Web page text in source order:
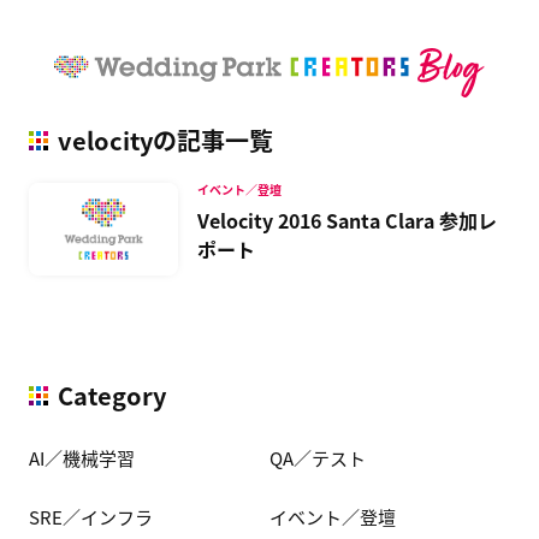
velocityの記事一覧
Velocity 2016 Santa Clara 参加レ
ポート
イベント／登壇
Category
AI／機械学習 QA／テスト
SRE／インフラ イベント／登壇